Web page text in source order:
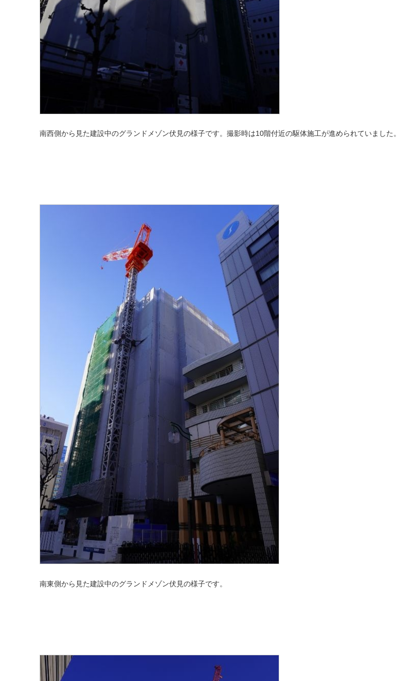
南西側から見た建設中のグランドメゾン伏見の様子です。撮影時は10階付近の駆体施工が進められていました。
南東側から見た建設中のグランドメゾン伏見の様子です。